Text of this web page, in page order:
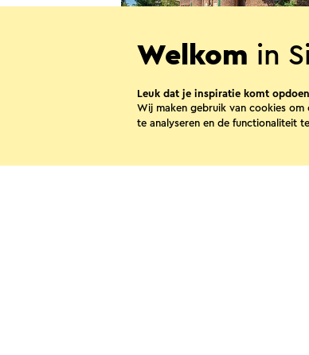
B&B Casa Mia Sittard
Sittard
Welkom in
Leuk dat je inspiratie komt
Wij maken gebruik van cookies om
te analyseren en de functionaliteit